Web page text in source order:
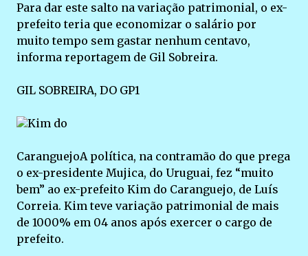
Para dar este salto na variação patrimonial, o ex-
prefeito teria que economizar o salário por
muito tempo sem gastar nenhum centavo,
informa reportagem de Gil Sobreira.
GIL SOBREIRA, DO GP1
Kim do
CaranguejoA política, na contramão do que prega
o ex-presidente Mujica, do Uruguai, fez “muito
bem” ao ex-prefeito Kim do Caranguejo, de Luís
Correia. Kim teve variação patrimonial de mais
de 1000% em 04 anos após exercer o cargo de
prefeito.